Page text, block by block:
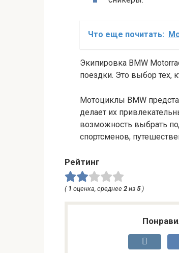
Что еще почитать:
Экипировка BMW
поездки. Это выбор тех,
Мотоциклы BMW
делает их
возможность выбрать
спортсменов,
Рейтинг
( 1 оценка, среднее 2 из 5)